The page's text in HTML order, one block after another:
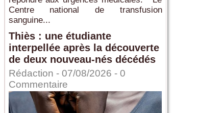
Centre national de transfusion
sanguine...
Thiès : une étudiante
interpellée après la découverte
de deux nouveau-nés décédés
Rédaction - 07/08/2026 - 0
Commentaire